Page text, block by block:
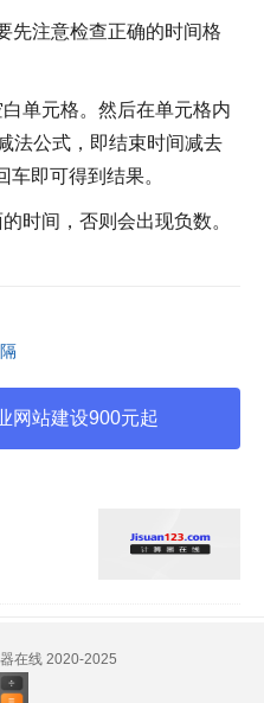
先注意检查正确的时间格
单元格。然后在单元格内
法公式，即结束时间减去
即可得到结果。
时间，否则会出现负数。
网站建设900元起
在线2020-2025